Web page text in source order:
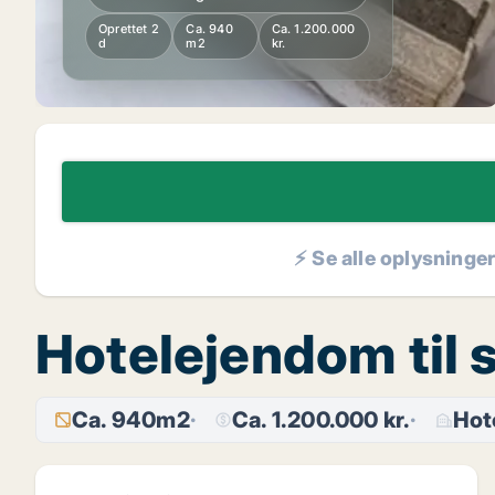
Oprettet 2
d
Ca. 940
m2
Ca. 1.200.000
kr.
⚡ Se alle
Hotelejendom til
Ca. 940m2 Ca. 1.200.000 kr.